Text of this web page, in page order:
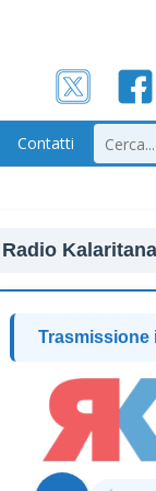
Contatti Cerca
Radio Kalaritana
Trasmissione